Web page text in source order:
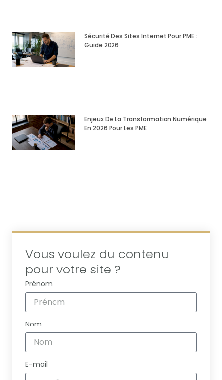
Sécurité Des Sites Internet Pour PME :
Guide 2026
Enjeux De La Transformation Numérique
En 2026 Pour Les PME
Vous voulez du contenu
pour votre site ?
Prénom
Nom
E-mail